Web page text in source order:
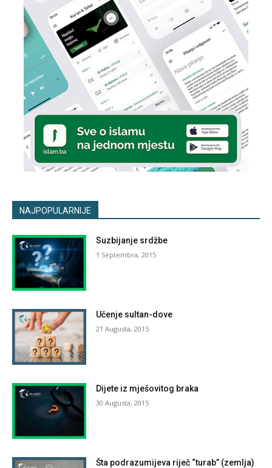
NAJPOPULARNIJE
Suzbijanje srdžbe
1 Septembra, 2015
Učenje sultan-dove
21 Augusta, 2015
Dijete iz mješovitog braka
30 Augusta, 2015
Šta podrazumijeva riječ “turab” (zemlja)